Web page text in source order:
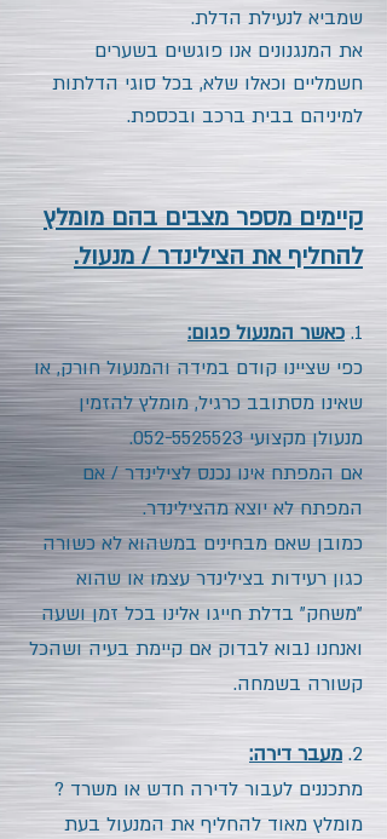
שמביא לנעילת הדלת.
את המנגנונים אנו פוגשים בשערים
חשמליים וכאלו שלא, בכל סוגי הדלתות
למיניהם בבית ברכב ובכספת.
קיימים מספר מצבים בהם מומלץ
להחליף את הצילינדר / מנעול.
1. כאשר המנעול פגום:
כפי שציינו קודם במידה והמנעול חורק, או
שאינו מסתובב כרגיל, מומלץ להזמין
מנעולן מקצועי052-5525523
.
אם המפתח אינו נכנס לצילינדר / אם
המפתח לא יוצא מהצילינדר.
כמובן שאם מבחינים במשהוא לא כשורה
כגון רעידות בצילינדר עצמו או שהוא
"משחק" בדלת חייגו אלינו בכל זמן ושעה
ואנחנו נבוא לבדוק אם קיימת בעיה ושהכל
קשורה בשמחה.
2. מעבר דירה:
מתכננים לעבור לדירה חדש או משרד ?
מומלץ מאוד להחליף את המנעול בעת